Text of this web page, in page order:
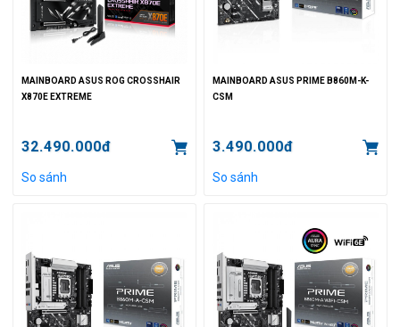
MAINBOARD ASUS ROG CROSSHAIR
X870E EXTREME
32.490.000đ
So sánh
MAINBOARD ASUS PRIME B860M-K-
CSM
3.490.000đ
So sánh